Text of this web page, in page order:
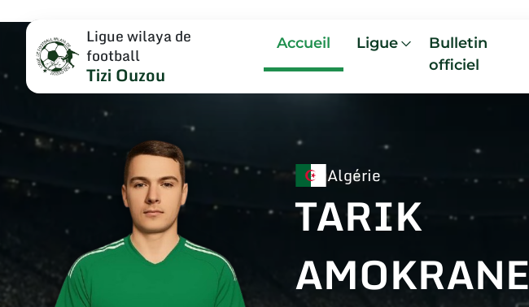
Ligue wilaya de
football
Tizi Ouzou
Accueil Ligue
Bulletin
officiel
Algérie
TARIK
AMOKRANE